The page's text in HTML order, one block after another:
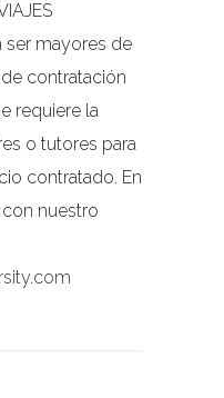
ser mayores de
contratación
requiere la
o tutores para
contratado. En
nuestro